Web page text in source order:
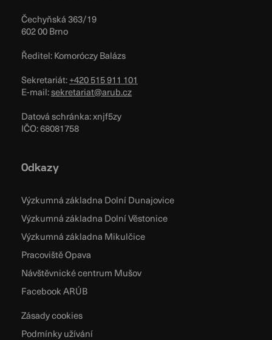
Čechyňská 363/19
602 00 Brno
Ředitel: Komoróczy Balázs
Sekretariát:+420 515 911 101
E-mail:sekretariat@arub.cz
Datová schránka: xnjf5zy
IČO: 68081758
Odkazy
Výzkumná základna Dolní Dunajovice
Výzkumná základna Dolní Věstonice
Výzkumná základna Mikulčice
Pracoviště Opava
Návštěvnické centrum Mušov
Facebook ARÚB
Zásady cookies
Podmínky užívání